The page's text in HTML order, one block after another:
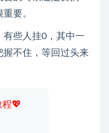
要。
有些人挂0，其中一
握不住，等回过头来
💖